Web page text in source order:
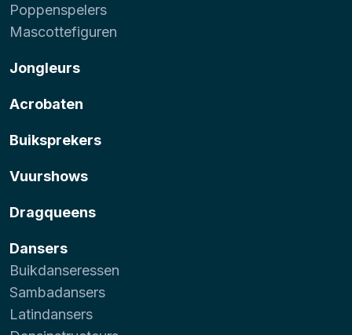
Poppenspelers
Mascottefiguren
Jongleurs
Acrobaten
Buiksprekers
Vuurshows
Dragqueens
Dansers
Buikdanseressen
Sambadansers
Latindansers